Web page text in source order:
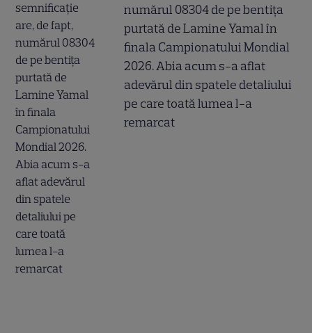
numărul 08304 de pe bentița
purtată de Lamine Yamal în
finala Campionatului Mondial
2026. Abia acum s-a aflat
adevărul din spatele detaliului
pe care toată lumea l-a
remarcat